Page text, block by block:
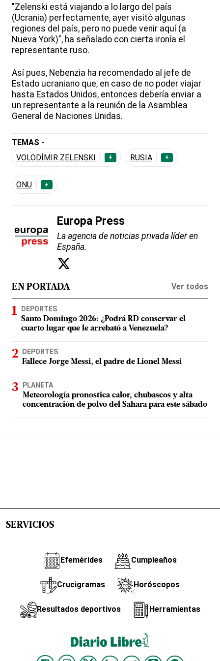
"Zelenski está viajando a lo largo del país
(Ucrania) perfectamente, ayer visitó algunas
regiones del país, pero no puede venir aquí (a
Nueva York)", ha señalado con cierta ironía el
representante ruso.
Así pues, Nebenzia ha recomendado al jefe de
Estado ucraniano que, en caso de no poder viajar
hasta Estados Unidos, entonces debería enviar a
un representante a la reunión de la Asamblea
General de Naciones Unidas.
TEMAS -
VOLODÍMIR ZELENSKI
+ RUSIA +
ONU +
Europa Press
La agencia de noticias privada líder en
España.
EN PORTADA Ver todos
DEPORTES
Santo Domingo 2026: ¿Podrá RD conservar el
cuarto lugar que le arrebató a Venezuela?
DEPORTES
Fallece Jorge Messi, el padre de Lionel Messi
PLANETA
Meteorología pronostica calor, chubascos y alta
concentración de polvo del Sahara para este sábado
SERVICIOS
Efemérides Cumpleaños
Crucigramas Horóscopos
Resultados deportivos Herramientas